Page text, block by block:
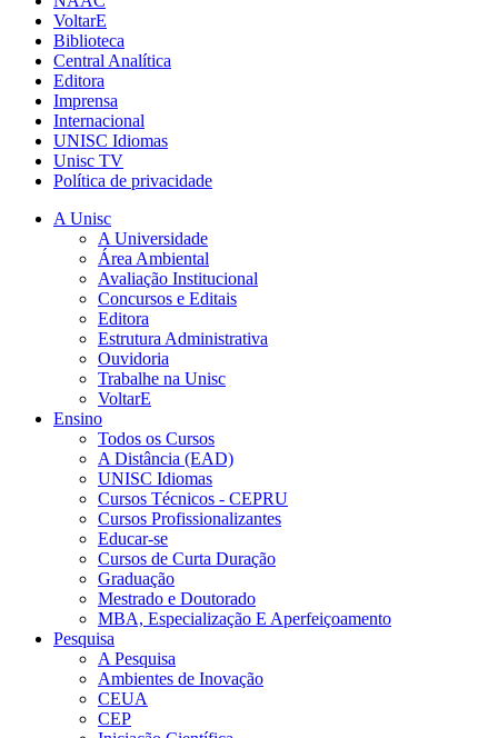
VoltarE
Biblioteca
Central Analítica
Editora
Imprensa
Internacional
UNISC Idiomas
Unisc TV
Política de privacidade
A Unisc
A Universidade
Área Ambiental
Avaliação Institucional
Concursos e Editais
Editora
Estrutura Administrativa
Ouvidoria
Trabalhe na Unisc
VoltarE
Ensino
Todos os Cursos
A Distância (EAD)
UNISC Idiomas
Cursos Técnicos - CEPRU
Cursos Profissionalizantes
Educar-se
Cursos de Curta Duração
Graduação
Mestrado e Doutorado
MBA, Especialização E Aperfeiçoamento
Pesquisa
A Pesquisa
Ambientes de Inovação
CEUA
CEP